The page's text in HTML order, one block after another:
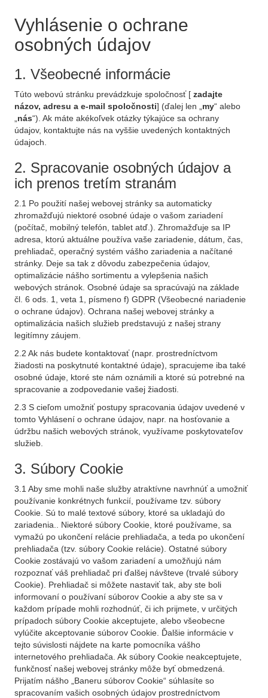
Vyhlásenie o ochrane
osobných údajov
1. Všeobecné informácie
Túto webovú stránku prevádzkuje spoločnosť [ zadajte
názov, adresu a e-mail spoločnosti] (ďalej len „ my“ alebo
nás“). Ak máte akékoľvek otázky týkajúce sa ochrany
údajov, kontaktujte nás na vyššie uvedených kontaktných
údajoch.
2. Spracovanie osobných údajov a
ich prenos tretím stranám
2.1 Po použití našej webovej stránky sa automaticky
zhromažďujú niektoré osobné údaje o vašom zariadení
(počítač, mobilný telefón, tablet atď.). Zhromažďuje sa IP
adresa, ktorú aktuálne používa vaše zariadenie, dátum, čas,
prehliadač, operačný systém vášho zariadenia a načítané
stránky. Deje sa tak z dôvodu zabezpečenia údajov,
optimalizácie nášho sortimentu a vylepšenia našich
webových stránok. Osobné údaje sa spracúvajú na základe
čl. 6 ods. 1, veta 1, písmeno f) GDPR (Všeobecné nariadenie
o ochrane údajov). Ochrana našej webovej stránky a
optimalizácia našich služieb predstavujú z našej strany
legitímny záujem.
2.2 Ak nás budete kontaktovať (napr. prostredníctvom
žiadosti na poskytnuté kontaktné údaje), spracujeme iba také
osobné údaje, ktoré ste nám oznámili a ktoré sú potrebné na
spracovanie a zodpovedanie vašej žiadosti.
2.3 S cieľom umožniť postupy spracovania údajov uvedené v
tomto Vyhlásení o ochrane údajov, napr. na hosťovanie a
údržbu našich webových stránok, využívame poskytovateľov
služieb.
3. Súbory Cookie
3.1 Aby sme mohli naše služby atraktívne navrhnúť a umožniť
používanie konkrétnych funkcií, používame tzv. súbory
Cookie. Sú to malé textové súbory, ktoré sa ukladajú do
zariadenia.. Niektoré súbory Cookie, ktoré používame, sa
vymažú po ukončení relácie prehliadača, a teda po ukončení
prehliadača (tzv. súbory Cookie relácie). Ostatné súbory
Cookie zostávajú vo vašom zariadení a umožňujú nám
rozpoznať váš prehliadač pri ďalšej návšteve (trvalé súbory
Cookie). Prehliadač si môžete nastaviť tak, aby ste boli
informovaní o používaní súborov Cookie a aby ste sa v
každom prípade mohli rozhodnúť, či ich prijmete, v určitých
prípadoch súbory Cookie akceptujete, alebo všeobecne
vylúčite akceptovanie súborov Cookie. Ďalšie informácie v
tejto súvislosti nájdete na karte pomocníka vášho
internetového prehliadača. Ak súbory Cookie neakceptujete,
funkčnosť našej webovej stránky môže byť obmedzená.
Prijatím nášho „Baneru súborov Cookie“ súhlasíte so
spracovaním vašich osobných údajov prostredníctvom